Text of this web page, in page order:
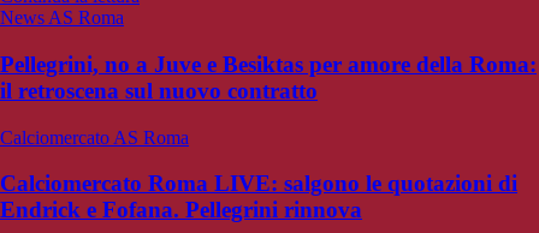
News AS Roma
Pellegrini, no a Juve e Besiktas per amore della Roma:
il retroscena sul nuovo contratto
Calciomercato AS Roma
Calciomercato Roma LIVE: salgono le quotazioni di
Endrick e Fofana. Pellegrini rinnova